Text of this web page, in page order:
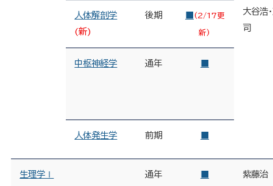
大谷浩
司
人体解剖学
(新)
後期 (2/17更
新)
中枢神経学 通年
人体発生学 前期
生理学Ⅰ 通年 紫藤治